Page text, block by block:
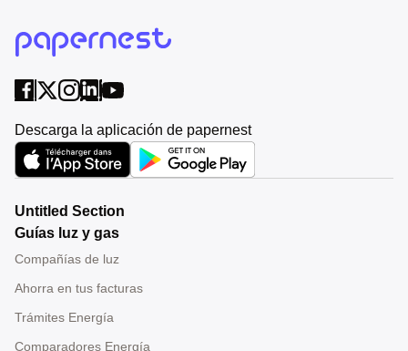
Descarga la aplicación de papernest
Untitled Section
Guías luz y gas
Compañías de luz
Ahorra en tus facturas
Trámites Energía
Comparadores Energía